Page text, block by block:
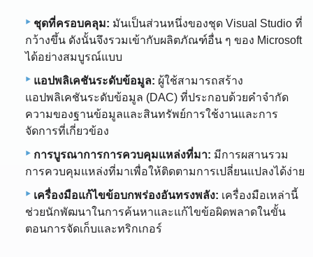
ชุดที่ครอบคลุม: มันเป็นส่วนหนึ่งของชุด Visual Studio ที่
กว้างขึ้น ดังนั้นจึงรวมเข้ากับผลิตภัณฑ์อื่น ๆ ของ Microsoft
ได้อย่างสมบูรณ์แบบ
แอปพลิเคชันระดับข้อมูล: ผู้ใช้สามารถสร้าง
แอปพลิเคชันระดับข้อมูล (DAC) ที่ประกอบด้วยคำจำกัด
ความของฐานข้อมูลและสินทรัพย์การใช้งานและการ
จัดการที่เกี่ยวข้อง
การบูรณาการการควบคุมแหล่งที่มา: มีการผสานรวม
การควบคุมแหล่งที่มาเพื่อให้ติดตามการเปลี่ยนแปลงได้ง่าย
เครื่องมือแก้ไขข้อบกพร่องอันทรงพลัง: เครื่องมือเหล่านี้
ช่วยนักพัฒนาในการค้นหาและแก้ไขข้อผิดพลาดในขั้น
ตอนการจัดเก็บและทริกเกอร์